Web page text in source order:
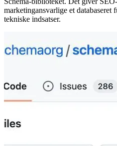
Fremover er det muligt at se det
millioner domæner der anvender
Schema-biblioteket. Det giver SEO-